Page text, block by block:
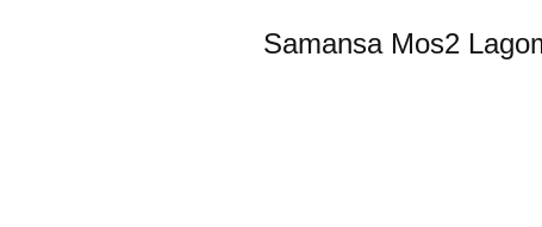
Samansa Mos2